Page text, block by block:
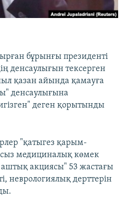
бұрынғы президенті
денсаулығын тексерген
қазан айында қамауға
денсаулығына
деген қорытынды
"қатыгез қарым-
медициналық көмек
акциясы" 53 жастағы
неврологиялық дерттерін